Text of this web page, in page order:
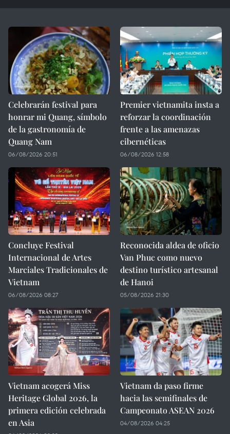
Celebrarán festival para
honrar mi Quang, símbolo
de la gastronomía de
Quang Nam
06/08/2026 20:51
Premier vietnamita insta a
reforzar la coordinación
frente a las amenazas
cibernéticas
06/08/2026 12:58
Concluye Festival
Internacional de Artes
Marciales Tradicionales de
Vietnam
06/08/2026 08:27
Reconocida aldea de oficio
Van Phuc como nuevo
destino turístico artesanal
de Hanoi
05/08/2026 21:30
Vietnam acogerá Miss
Heritage Global 2026, la
primera edición celebrada
en Asia
Vietnam da paso firme
hacia las semifinales de
Campeonato ASEAN 2026
04/08/2026 04:25